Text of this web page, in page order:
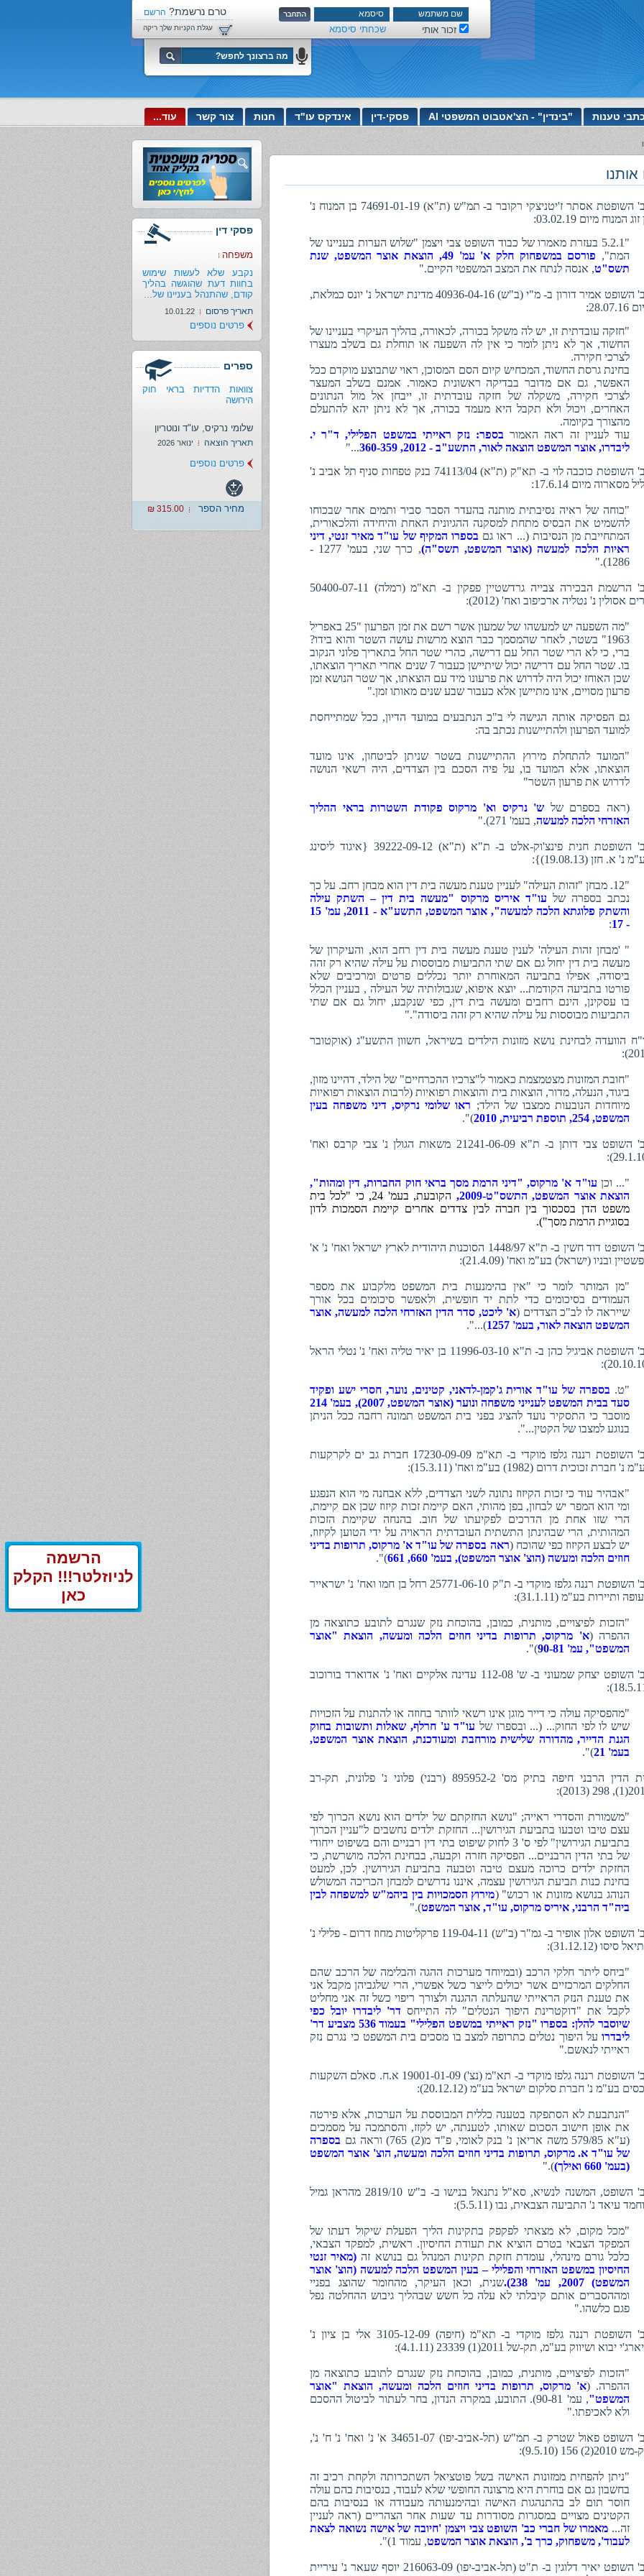
זכור אותי שכחתי סיסמא
טרם נרשמת? הרשם
עכשיו!
עגלת הקניות שלך ריקה
טענות "בינדין" - הצ'אטבוט המשפטי AI פסקי-דין אינדקס עו"ד חנות צור קשר עוד...
אותנו
כב' השופטת אסתר ז'יטניצקי רקובר ב- תמ"ש (ת"א) 74691-01-19 בן המנוח נ'
המנוח מיום 03.02.19:
"5.2.1 בעזרת מאמרו של כבוד השופט צבי ויצמן "שלוש הערות בעניינו של
המת",
פורסם במשפחוק חלק א' עמ' 49, הוצאת אוצר המשפט, שנת
תשס"ט, אנסה לנתח את המצב המשפטי הקיים."
כב' השופט אמיר דורון ב- מ"י (ב"ש) 40936-04-16 מדינת ישראל נ' יונס כמלאת,
"חזקה עובדתית זו, יש לה משקל בכורה, לכאורה, בהליך העיקרי בעניינו של
החשוד, אך לא ניתן לומר כי אין לה השפעה או תוחלת גם בשלב מעצרו
לצרכי חקירה.
בחינת גרסת החשוד, המכחיש קיום הסם המסוכן, ראוי שתבוצע מוקדם ככל
האפשר, גם אם מדובר בבדיקה ראשונית כאמור. אמנם בשלב המעצר
לצרכי חקירה, משקלה של חזקה עובדתית זו, ייבחן אל מול הנתונים
האחרים, ויכול ולא תקבל היא מעמד בכורה, אך לא ניתן יהא להתעלם
מהצורך בקיומה.
עוד לעניין זה ראה האמור בספר: נזק ראייתי במשפט הפלילי, ד"ר י.
ליבדרו, אוצר המשפט הוצאה לאור, התשע"ב - 2012, 360-359
..."
כב' השופטת כוכבה לוי ב- תא"ק (ת"א) 74113/04 בנק טפחות סניף תל אביב נ'
מסארוה מיום 17.6.14:
"כוחה של ראיה נסיבתית מותנה בהעדר הסבר סביר ותמים אחר שבכוחו
להשמיט את הבסיס מתחת למסקנה ההגיונית האחת והיחידה והלכאורית,
המתחייבת מן הנסיבות (... ראו גם בספרו המקיף של עו"ד מאיר זנטי, דיני
ראיות הלכה למעשה (אוצר המשפט, תשס"ה)
, כרך שני, בעמ' 1277 -
1286)."
כב' הרשמת הבכירה צבייה גרדשטיין פפקין ב- תא"מ (רמלה) 50400-07-11
אסולין נ' נטליה ארכיפוב ואח' (2012):
"מה השפעה יש למעשהו של שמעון אשר רשם את זמן הפרעון "25 באפריל
1963" בשטר, לאחר שהמסמך כבר הוצא מרשות עושה השטר והוא בידו?
ברי, כי לא הרי שטר החל עם דרישה, כהרי שטר החל בתאריך פלוני הנקוב
בו. שטר החל עם דרישה יכול שיתיישן כעבור 7 שנים אחרי תאריך הוצאתו,
שכן האוחז יכול היה לדרוש את פרעונו מיד עם הוצאתו, אך שטר הנושא זמן
פרעון מסויים, אינו מתיישן אלא כעבור שבע שנים מאותו זמן."
גם הפסיקה אותה הגישה לי ב"כ הנתבעים במועד הדיון, ככל שמתייחסת
למועד הפרעון ולהתיישנות נכתב בה:
"המועד להתחלת מירוץ ההתיישנות בשטר שניתן לביטחון, אינו מועד
הוצאתו, אלא המועד בו, על פיה הסכם בין הצדדים, היה רשאי הנושה
לדרוש את פרעון השטר"
(ראה בספרם של ש' נרקיס וא' מרקוס פקודת השטרות בראי ההליך
האזרחי הלכה למעשה, בעמ' 271)."
כב' השופטת חנית פינצ'וק-אלט ב- ת"א (ת"א) 39222-09-12 {איגוד ליסינג
נ' א. חזן (19.08.13)}:
"12. מבחן "זהות העילה" לעניין טענת מעשה בית דין הוא מבחן רחב. על כך
נכתב בספרה של עו"ד איריס מרקוס "מעשה בית דין – השתק עילה
והשתק פלוגתא הלכה למעשה", אוצר המשפט, התשע"א - 2011, עמ' 15
- 17
:
" 'מבחן זהות העילה' לענין טענת מעשה בית דין רחב הוא, והעיקרון של
מעשה בית דין יחול גם אם שתי התביעות מבוססות על עילה שהיא רק זהה
ביסודה, אפילו בתביעה המאוחרת יותר נכללים פרטים ומרכיבים שלא
פורטו בתביעה הקודמת... יוצא איפוא, שגבולותיה של העילה , בעניין הכלל
בו עסקינן, הינם רחבים ומעשה בית דין, כפי שנקבע, יחול גם אם שתי
התביעות מבוססות על עילה שהיא רק זהה ביסודה"."
הוועדה לבחינת נושא מזונות הילדים בשיראל, חשוון התשע"ג (אוקטובר
"חובת המזונות מצטמצמת כאמור ל"צרכיו ההכרחיים" של הילד, דהיינו מזון,
ביגוד, הנעלה, מדור, הוצאות בית והוצאות רפואיות (לרבות הוצאות רפואיות
מיוחדות הנובעות ממצבו של הילד; ראו שלומי נרקיס, דיני משפחה בעין
המשפט, 254, תוספת רביעית, 2010
)".
כב' השופט צבי דותן ב- ת"א 21241-06-09 משאות הגולן נ' צבי קרבס ואח'
"... וכן עו"ד א' מרקוס, "דיני הרמת מסך בראי חוק החברות, דין ומהות",
הוצאת אוצר המשפט, התשס"ט-2009,
הקובעת, בעמ' 24, כי "לכל בית
משפט הדן בסכסוך בין חברה לבין צדדים אחרים קיימת הסמכות לדון
בסוגיית הרמת מסך").
כב' השופט דוד חשין ב- ת"א 1448/97 הסוכנות היהודית לארץ ישראל ואח' נ' א'
ובניו (ישראל) בע"מ ואח' (21.4.09):
"מן המותר לומר כי "אין בהימנעות בית המשפט מלקבוע את מספר
העמודים בסיכומים כדי לתת יד חופשית, ולאפשר סיכומים בכל אורך
שייראה לו לב"כ הצדדים (א' ליכט, סדר הדין האזרחי הלכה למעשה, אוצר
המשפט הוצאה לאור, בעמ' 1257
)...".
כב' השופטת אביגיל כהן ב- ת"א 11996-03-10 בן יאיר טליה ואח' נ' נטלי הראל
"ט. בספרה של עו"ד אורית ג'קמן-לדאני, קטינים, נוער, חסרי ישע ופקיד
סעד בבית המשפט לענייני משפחה ונוער (אוצר המשפט, 2007), בעמ' 214
מוסבר כי התסקיר נועד להציג בפני בית המשפט תמונה רחבה ככל הניתן
בנוגע למצבו של הקטין...".
כב' השופטת רננה גלפז מוקדי ב- תא"מ 17230-09-09 חברת גב ים לקרקעות
נ' חברת זכוכית דרום (1982) בע"מ ואח' (15.3.11):
"אבהיר עוד כי זכות הקיזוז נתונה לשני הצדדים, ללא אבחנה מי הוא הנפגע
ומי הוא המפר יש לבחון, בפן מהותי, האם קיימת זכות קיזוז שכן אם קיימת,
הרי שזו אחת מן הדרכים לפקיעתו של חוב. בהנחה שקיימת הזכות
המהותית, הרי שבהינתן התשתית העובדתית הראויה על ידי הטוען לקיזוז,
יש לבצע הקיזוז כפי שהוכח (ראה בספרה של עו"ד א' מרקוס, תרופות בדיני
חוזים הלכה ומעשה (הוצ' אוצר המשפט), בעמ' 660, 661
)".
כב' השופטת רננה גלפז מוקדי ב- ת"ק 25771-06-10 רחל בן חמו ואח' נ' ישראייר
ותיירות בע"מ (31.1.11):
"הזכות לפיצויים, מותנית, כמובן, בהוכחת נזק שנגרם לתובע כתוצאה מן
ההפרה (א' מרקוס, תרופות בדיני חוזים הלכה ומעשה, הוצאת "אוצר
המשפט", עמ' 90-81
)".
כב' השופט יצחק שמעוני ב- ש' 112-08 עדינה אלקיים ואח' נ' אדוארד בורוכוב
"מהפסיקה עולה כי דייר מוגן אינו רשאי לוותר בחוזה או להתנות על הזכויות
שיש לו לפי החוק... (... ובספרו של עו"ד ע' חרלף, שאלות ותשובות בחוק
הגנת הדייר, מהדורה שלישית מורחבת ומעודכנת, הוצאת אוצר המשפט,
בעמ' 21
)".
בית הדין הרבני חיפה בתיק מס' 895952-2 (רבני) פלוני נ' פלונית, תק-רב
2013(1),
"משמורת והסדרי ראייה; "נושא החזקתם של ילדים הוא נושא הכרוך לפי
עצם טיבו וטבעו בתביעת הגירושין... החזקת ילדים נחשבים ל"עניין הכרוך
בתביעת הגירושין" לפי ס' 3 לחוק שיפוט בתי דין רבניים והם בשיפוט ייחודי
של בתי הדין הרבניים... הפסיקה חזרה וקבעה, בבחינת הלכה מושרשת, כי
החזקת ילדים כרוכה מעצם טיבה וטבעה בתביעת הגירושין. לכן, למעט
בחינת כנות תביעת הגירושין עצמה, איננו נדרשים למבחן הכריכה המשולש
הנוהג בנושא מזונות או רכוש" (מירוץ הסמכויות בין ביהמ"ש למשפחה לבין
ביה"ד הרבני, איריס מרקוס, עו"ד, אוצר המשפט)."
כב' השופט אלון אופיר ב- גמ"ר (ב"ש) 119-04-11 פרקליטות מחוז דרום - פלילי נ'
סיסו (31.12.12):
"ביחס ליתר חלקי הרכב (ובמיוחד מערכות ההגה והבלימה של הרכב שהם
החלקים המרכזיים אשר יכולים לייצר כשל אפשרי, הרי שלגביהן מקבל אני
את טענת הנזק הראייתי שהעלתה ההגנה ולצורך ריפוי כשל זה אני מחליט
לקבל את "דוקטרינת היפוך הנטלים" לה התייחס דר' ליבדרו יובל כפי
שיוסבר להלן: בספרו "נזק ראייתי במשפט הפלילי" בעמוד 536 מצביע דר'
ליבדרו על היפוך נטלים כתרופה למצב בו מסכים בית המשפט כי נגרם נזק
ראייתי לנאשם."
כב' השופטת רננה גלפז מוקדי ב- תא"מ (נצ') 19001-01-09 א.ח. סאלם השקעות
בע"מ נ' חברת סלקום ישראל בע"מ (20.12.12):
"הנתבעת לא הסתפקה בטענה כללית המבוססת על הערכות, אלא פירטה
את אופן חישוב הסכום שאותו, לטענתה, יש לקזז, והסתמכה על מסמכים
(ע"א 579/85 משה אריאן נ' בנק לאומי, פ"ד מ(2) 765) וראה גם
בספרה
של עו"ד א. מרקוס, תרופות בדיני חוזים הלכה ומעשה, הוצ' אוצר המשפט
(בעמ' 660 ואילך)
)."
כב' השופט, המשנה לנשיא, סא"ל נתנאל בנישו ב- ב"ש 2819/10 מהראן גמיל
עיאד נ' התביעה הצבאית, נבו (5.5.11):
"מכל מקום, לא מצאתי לפקפק בתקינות הליך הפעלת שיקול דעתו של
המפקד הצבאי בטרם הוציא את תעודת החיסיון. ראשית, למפקד הצבאי,
כלכל גורם מינהלי, עומדת חזקת תקינות המנהל גם בנושא זה (מאיר זנטי
החיסיון במשפט האזרחי והפלילי – בעין המשפט הלכה למעשה (הוצ' אוצר
המשפט) 2007, עמ' 238).
שנית, וכאן העיקר, מהחומר שהוצג בפניי
ומההסברים אותם קיבלתי לא עלה כל חשש שבהליך גיבוש ההחלטה נפל
פגם כלשהו."
כב' השופטת רננה גלפז מוקדי ב- תא"מ (חיפה) 3105-12-09 אלי בן ציון נ'
יבוא ושיווק בע"מ, תק-של 2011(1) 23339 (4.1.11):
"הזכות לפיצויים, מותנית, כמובן, בהוכחת נזק שנגרם לתובע כתוצאה מן
ההפרה. (א' מרקוס, תרופות בדיני חוזים הלכה ומעשה, הוצאת "אוצר
המשפט"
, עמ' 90-81). התובע, במקרה הנדון, בחר לעתור לביטול ההסכם
ולא לאכיפתו."
כב' השופט פאול שטרק ב- תמ"ש (תל-אביב-יפו) 34651-07 א' נ' ואח' נ' ח' נ',
156 (9.5.10):
"ניתן להפחית ממזונות האישה בשל פוטציאל השתכרותה ולקחת רכיב זה
בחשבון גם אם בוחרת היא מרצונה החופשי שלא לעבוד, בנסיבות בהם עולה
חוסר תום לב בהתנהגות האישה ובהימנעותה מעבודה או בנסיבות בהם
הקטינים מצויים במסגרות מסודרות עד שעות אחר הצהריים (ראה לעניין
זה... מאמרו של חברי כב' השופט צבי ויצמן 'חיובה של אישה נשואה לצאת
לעבוד', משפחוק, כרך ב', הוצאת אוצר המשפט, עמוד 1)".
כב' השופט יאיר דלוגין ב- ת"ט (תל-אביב-יפו) 216063-09 יוסף שעאר נ' עיריית
פסקי דין
משפחה
נקבע שלא לעשות שימוש
בחוות דעת שהוגשה בהליך
קודם, שהתנהל בעניינו של...
תאריך פרסום 10.01.22
פרטים נוספים
ספרים
צוואות הדדיות בראי חוק
הירושה
שלומי נרקיס, עו"ד ונוטריון
תאריך הוצאה ינואר 2026
מחיר הספר 315.00 ₪
פרטים נוספים
הרשמה
לניוזלטר!!! הקלק
כאן